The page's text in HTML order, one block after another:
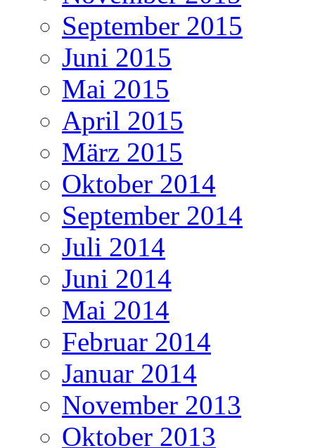
September 2015
Juni 2015
Mai 2015
April 2015
März 2015
Oktober 2014
September 2014
Juli 2014
Juni 2014
Mai 2014
Februar 2014
Januar 2014
November 2013
Oktober 2013